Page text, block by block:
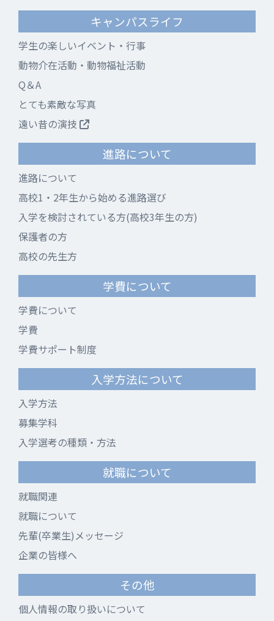
キャンパスライフ
学生の楽しいイベント・行事
動物介在活動・動物福祉活動
Q＆A
とても素敵な写真
遠い昔の演技
進路について
進路について
高校1・2年生から始める進路選び
入学を検討されている方(高校3年生の方)
保護者の方
高校の先生方
学費について
学費について
学費
学費サポート制度
入学方法について
入学方法
募集学科
入学選考の種類・方法
就職について
就職関連
就職について
先輩(卒業生)メッセージ
企業の皆様へ
その他
個人情報の取り扱いについて